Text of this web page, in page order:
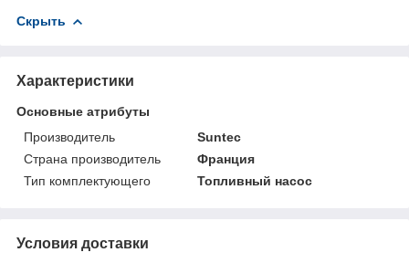
Скрыть
Характеристики
Основные атрибуты
Производитель
Suntec
Страна производитель
Франция
Тип комплектующего
Топливный насос
Условия доставки